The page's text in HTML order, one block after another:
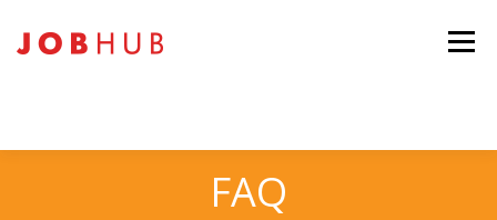
メニュー
FAQ